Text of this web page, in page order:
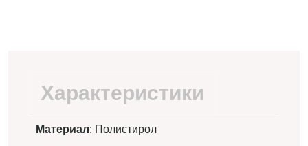
Характеристики
Материал: Полистирол